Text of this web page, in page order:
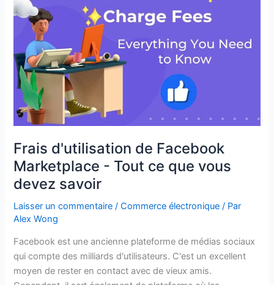
Frais d'utilisation de Facebook
Marketplace - Tout ce que vous
devez savoir
Laisser un commentaire /Commerce électronique / Par
Alex Wong
Facebook est une ancienne plateforme de médias sociaux
qui compte des milliards d'utilisateurs. C'est un excellent
moyen de rester en contact avec de vieux amis.
Marketplace
ce
que
vous
devez
savoir